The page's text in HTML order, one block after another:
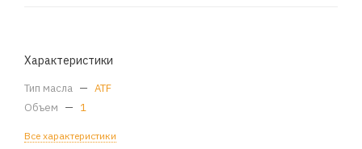
Характеристики
Тип масла — ATF
Объем — 1
Все характеристики